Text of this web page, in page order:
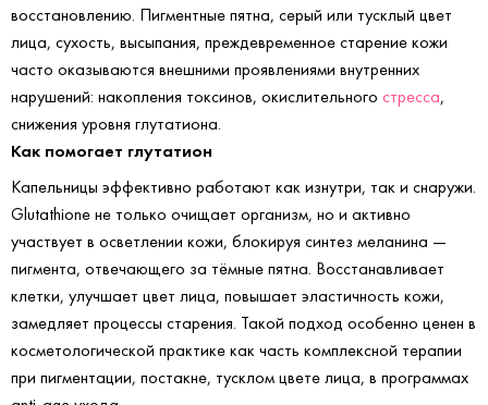
восстановлению. Пигментные пятна, серый или тусклый цвет
лица, сухость, высыпания, преждевременное старение кожи
часто оказываются внешними проявлениями внутренних
нарушений: накопления токсинов, окислительного стресса,
снижения уровня глутатиона.
Как помогает глутатион
Капельницы эффективно работают как изнутри, так и снаружи.
Glutathione не только очищает организм, но и активно
участвует в осветлении кожи, блокируя синтез меланина —
пигмента, отвечающего за тёмные пятна. Восстанавливает
клетки, улучшает цвет лица, повышает эластичность кожи,
замедляет процессы старения. Такой подход особенно ценен в
косметологической практике как часть комплексной терапии
при пигментации, постакне, тусклом цвете лица, в программах